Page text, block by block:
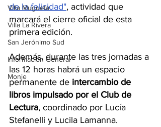
Villa Mugueta
Villa La Rivera
San Jerónimo Sud
Información General
Monje
de la felicidad", actividad que
marcará el cierre oficial de esta
primera edición.
Además, durante las tres jornadas a
las 12 horas habrá un espacio
permanente de intercambio de
libros impulsado por el Club de
Lectura, coordinado por Lucía
Stefanelli y Lucila Lamanna.